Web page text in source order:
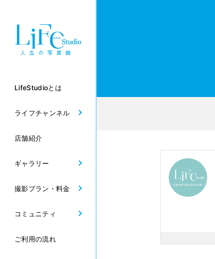
LifeStudioとは
ライフチャンネル
店舗紹介
ギャラリー
撮影プラン・料金
コミュニティ
ご利用の流れ